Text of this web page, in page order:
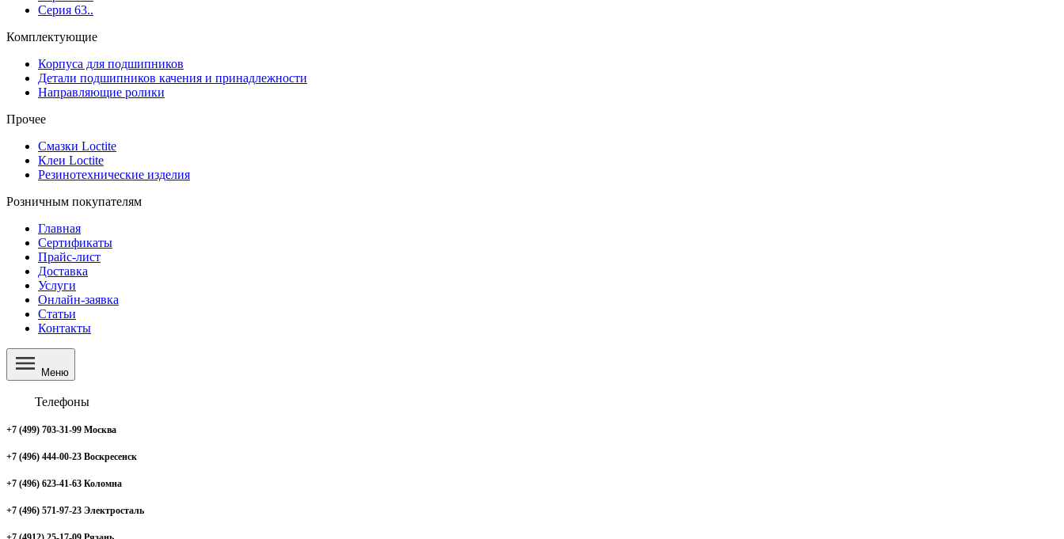
Серия 63..
Комплектующие
Корпуса для подшипников
Детали подшипников качения и принадлежности
Направляющие ролики
Прочее
Смазки Loctite
Клеи Loctite
Резинотехнические изделия
Розничным покупателям
Главная
Сертификаты
Прайс-лист
Доставка
Услуги
Онлайн-заявка
Статьи
Контакты
Меню
Телефоны
+7 (499) 703-31-99 Москва
+7 (496) 444-00-23 Воскресенск
+7 (496) 623-41-63 Коломна
+7 (496) 571-97-23 Электросталь